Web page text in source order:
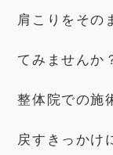
肩こりをその
てみませんか
整体院での施
戻すきっかけ